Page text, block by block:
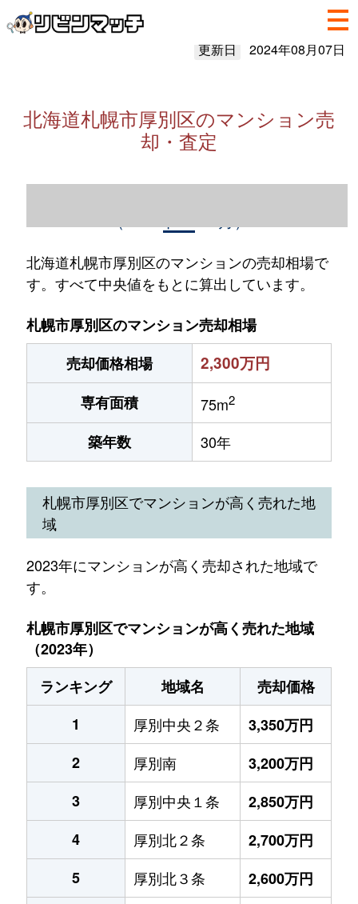
更新日 2024年08月07日
北海道札幌市厚別区のマンション売
却・査定
北海道札幌市厚別区のマンションの売却相場で
す。すべて中央値をもとに算出しています。
札幌市厚別区のマンション売却相場
売却価格相場
2,300万円
専有面積 75m2
築年数 30年
札幌市厚別区でマンションが高く売れた地
域
2023年にマンションが高く売却された地域で
す。
札幌市厚別区でマンションが高く売れた地域
（2023年）
ランキング
地域名
売却価格
1
厚別中央２条
3,350万円
2
厚別南
3,200万円
3
厚別中央１条
2,850万円
4
厚別北２条
2,700万円
5
厚別北３条
2,600万円